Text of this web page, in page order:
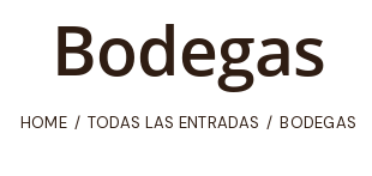
Bodegas
HOME TODAS LAS ENTRADAS BODEGAS